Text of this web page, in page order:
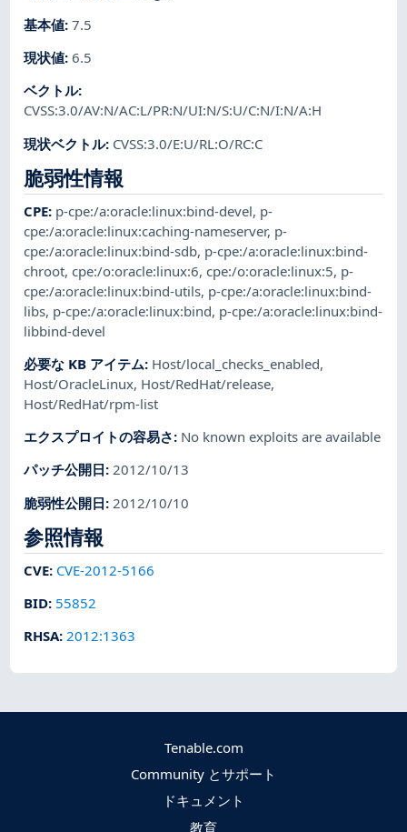
基本値:7.5
現状値:6.5
ベクトル:
CVSS:3.0/AV:N/AC:L/PR:N/UI:N/S:U/C:N/I:N/A:H
現状ベクトル: CVSS:3.0/E:U/RL:O/RC:C
脆弱性情報
CPE: p-cpe:/a:oracle:linux:bind-devel, p-
cpe:/a:oracle:linux:caching-nameserver, p-
cpe:/a:oracle:linux:bind-sdb, p-cpe:/a:oracle:linux:bind-
chroot,cpe:/o:oracle:linux:6,cpe:/o:oracle:linux:5, p-
cpe:/a:oracle:linux:bind-utils, p-cpe:/a:oracle:linux:bind-
libs, p-cpe:/a:oracle:linux:bind, p-cpe:/a:oracle:linux:bind-
libbind-devel
必要な KB アイテム: Host/local_checks_enabled,
Host/OracleLinux, Host/RedHat/release,
Host/RedHat/rpm-list
エクスプロイトの容易さ: No known exploits are available
パッチ公開日:2012/10/13
脆弱性公開日: 2012/10/10
参照情報
CVE: CVE-2012-5166
BID: 55852
RHSA:2012:1363
Tenable.com
Community とサポート
ドキュメント
教育